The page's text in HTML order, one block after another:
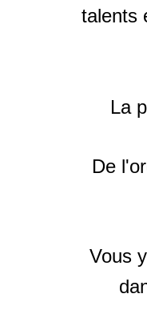
talents
La
De
Vous